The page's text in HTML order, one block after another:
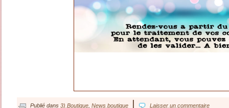
Publié dans 3) Boutique News boutique Laisser un commentaire